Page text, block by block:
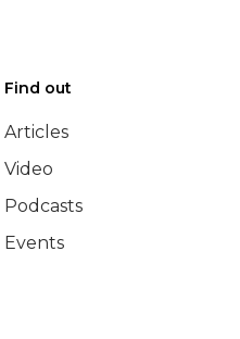
Find out
Articles
Video
Podcasts
Events